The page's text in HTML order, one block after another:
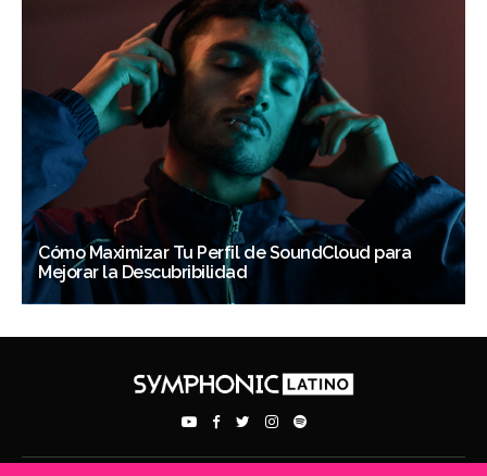
Cómo Maximizar Tu Perfil de SoundCloud para
Mejorar la Descubribilidad